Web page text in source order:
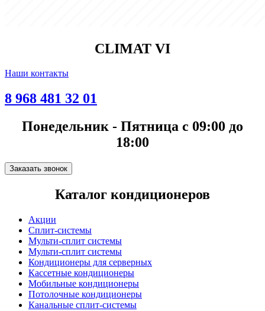
CLIMAT VI
Наши контакты
8 968 481 32 01
Понедельник - Пятница с 09:00 до
18:00
Заказать звонок
Каталог кондиционеров
Акции
Сплит-системы
Мульти-сплит системы
Мульти-сплит системы
Кондиционеры для серверных
Кассетные кондиционеры
Мобильные кондиционеры
Потолочные кондиционеры
Канальные сплит-системы